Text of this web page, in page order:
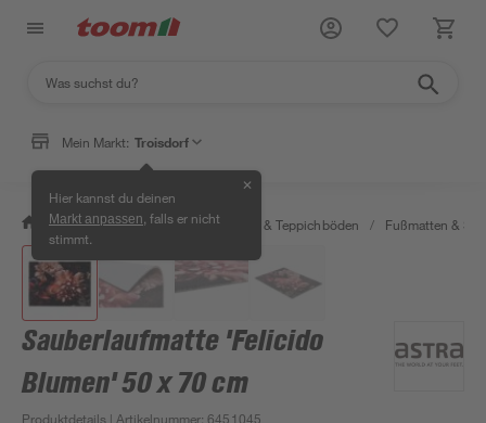
Mein Markt: Troisdorf
Hier kannst du deinen
Markt anpassen , falls er nicht
stimmt.
✕
/ Wohnen & Haushalt / Teppiche & Teppichböden / Fußmatten &
Sauberlaufmatte 'Felicido
Blumen' 50 x 70 cm
Produktdetails | Artikelnummer:6451045